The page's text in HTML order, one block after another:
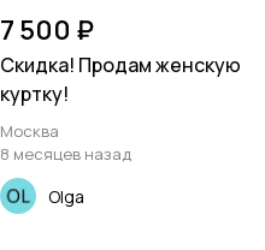
7 500 ₽
Скидка! Продам женскую
куртку!
Москва
8 месяцев назад
Olga